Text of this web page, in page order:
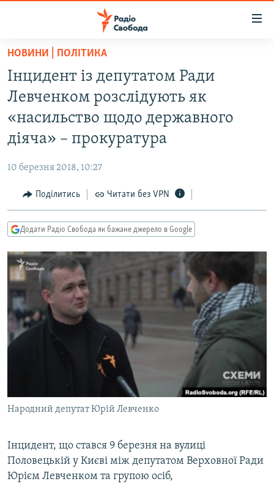
Перейти
основного
матеріалу
до
основної
Перейти
пошуку
ВСЕ ЗА ДОБУ
СУСПІЛЬСТВО
КУЛЬТУРА
СПОРТ
СВІТ
ВІЙНА
ДОНБАС.РЕАЛІЇ
КРИМ.РЕАЛІЇ
ТИ ЯК?
КИТАЙ.ВИКЛИКИ
МУЛЬТИМЕДІА
ФОТО
СПЕЦПРОЄКТИ
РУС
КТАТ
ДОЛУЧАЙСЯ!
НОВИНИ | ПОЛІТИКА
Інцидент із депутатом Ради
Левченком розслідують як
«насильство щодо державного
діяча» – прокуратура
10 березня 2018, 10:27
Поділитись Читати без VPN
Додати Радіо Свобода як бажане джерело в Google
Народний депутат Юрій Левченко
Інцидент, що стався 9 березня на вулиці
Половецькій у Києві між депутатом Верховної Ради
Юрієм Левченком та групою осіб,